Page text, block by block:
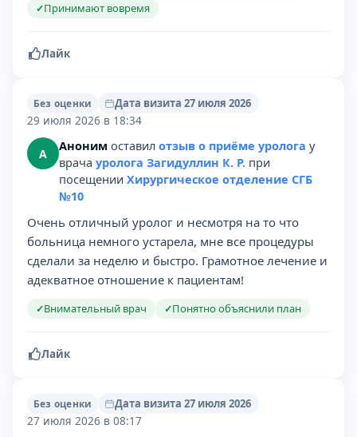
✓Принимают вовремя
Лайк
Без оценки
Дата визита 27 июля 2026
29 июля 2026 в 18:34
А Аноним оставил отзыв о приёме уролога у
врача уролога Загидуллин К. Р. при
посещении Хирургическое отделение СГБ
№10
Очень отличный уролог и несмотря на то что
больница немного устарела, мне все процедуры
сделали за неделю и быстро. Грамотное лечение и
адекватное отношение к пациентам!
✓Внимательный врач ✓Понятно объяснили план
Лайк
Без оценки
Дата визита 27 июля 2026
27 июля 2026 в 08:17